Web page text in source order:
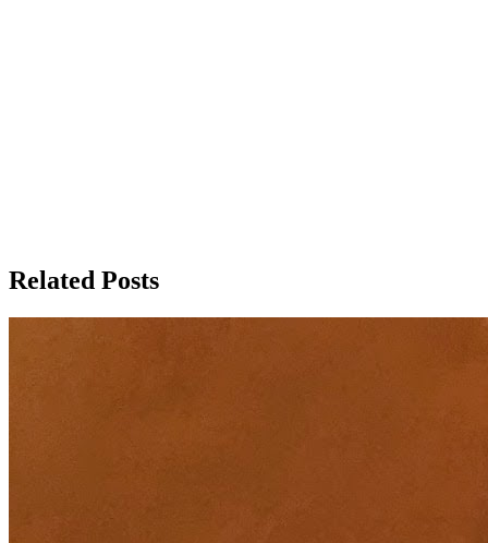
Related Posts